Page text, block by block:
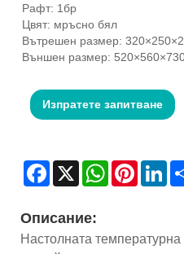
Рафт: 1бр
Цвят: мръсно бял
Вътрешен размер:
Външен размер:
Изпратете запитване
Facebook
X WhatsAppPinterest
Описание:
Настолната